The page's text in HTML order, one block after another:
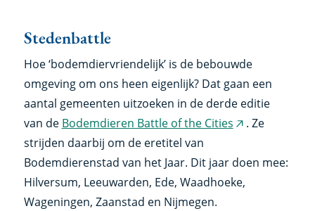
Stedenbattle
Hoe ‘bodemdiervriendelijk’ is de bebouwde
omgeving om ons heen eigenlijk? Dat gaan een
aantal gemeenten uitzoeken in de derde editie
van de Bodemdieren Battle of the Cities (externe
. Ze
strijden daarbij om de eretitel van
Bodemdierenstad van het Jaar. Dit jaar doen mee:
Hilversum, Leeuwarden, Ede, Waadhoeke,
Wageningen, Zaanstad en Nijmegen.